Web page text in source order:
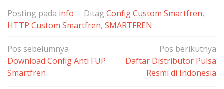
Posting pada info Ditag Config Custom Smartfren,
HTTP Custom Smartfren, SMARTFREN
Navigasi
pos
Pos sebelumnya
Download Config Anti FUP
Smartfren
Pos berikutnya
Daftar Distributor Pulsa
Resmi di Indonesia